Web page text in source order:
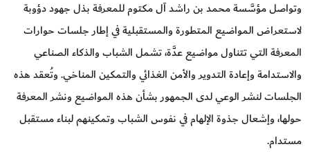
وتواصل مؤسَّسة محمد بن راشد آل مكتوم للمعرفة بذل جهود دؤوبة
لاستعراض المواضيع المتطورة والمستقبلية في إطار جلسات حوارات
المعرفة التي تتناول مواضيع عدَّة، تشمل الشباب والذكاء الصناعي
والاستدامة وإعادة التدوير والأمن الغذائي والتمكين المناخي. وتُعقد هذه
الجلسات لنشر الوعي لدى الجمهور بشأن هذه المواضيع ونشر المعرفة
حولها، وإشعال جذوة الإلهام في نفوس الشباب وتمكينهم لبناء مستقبل
مستدام.